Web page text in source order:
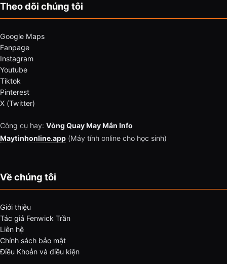
Theo dõi chúng tôi
Google Maps
Fanpage
Instagram
Youtube
Tiktok
Pinterest
X (Twitter)
Công cụ hay: Vòng Quay May Mắn Info
Maytinhonline.app (Máy tính online cho học sinh)
Về chúng tôi
Giới thiệu
Tác giả Fenwick Trần
Liên hệ
Chính sách bảo mật
Điều Khoản và điều kiện